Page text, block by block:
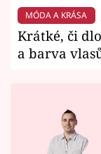
MÓDA A KRÁSA
Krátké, či
a barva